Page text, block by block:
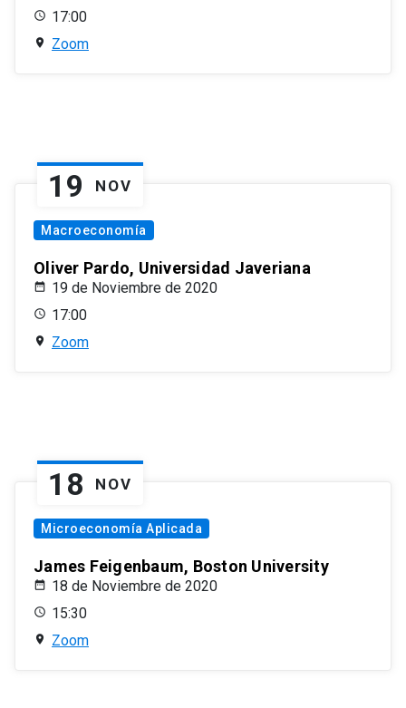
17:00
Zoom
19 NOV
Macroeconomía
Oliver Pardo, Universidad Javeriana
19 de Noviembre de 2020
17:00
Zoom
18 NOV
Microeconomía Aplicada
James Feigenbaum, Boston University
18 de Noviembre de 2020
15:30
Zoom